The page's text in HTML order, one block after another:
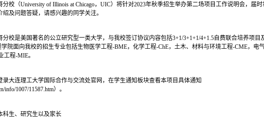
校（University of Illinois at Chicago，UIC）将针对2023年秋季招生举办第二场项目工作说明会，届
及问题答疑，请感兴趣的同学关注。
校是美国著名的公立研究型一类大学，与我校签订协议内容包括3+1/3+1+1/4+1.5自费联合培养项目
院面向我校的招生专业包括生物医学工程-BME，化学工程-ChE，土木、材料与环境工程-CME，电
工程-MIE。
录大连理工大学国际合作与交流处官网，在学生通知板块查看本项目具体通知
info/1007/11587.htm）。
科生、研究生以及家长